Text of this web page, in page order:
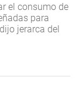
el consumo de
para
jerarca del